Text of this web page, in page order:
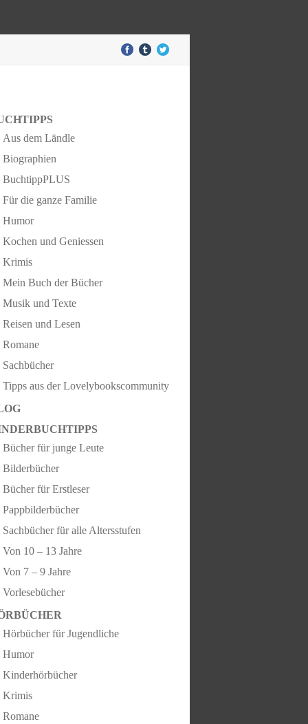
Aus dem Ländle
Biographien
BuchtippPLUS
Für die ganze Familie
Humor
Kochen und Geniessen
Krimis
Mein Buch der Bücher
Musik und Texte
Reisen und Lesen
Romane
Sachbücher
Tipps aus der Lovelybookscommunity
Bücher für junge Leute
Bilderbücher
Bücher für Erstleser
Pappbilderbücher
Sachbücher für alle Altersstufen
Von 10 – 13 Jahre
Von 7 – 9 Jahre
Vorlesebücher
Hörbücher für Jugendliche
Humor
Kinderhörbücher
Krimis
Romane